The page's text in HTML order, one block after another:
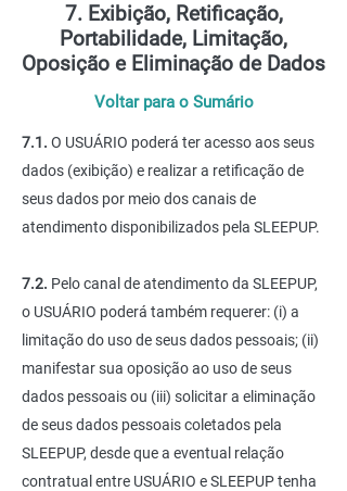
7. Exibição, Retificação,
Portabilidade, Limitação,
Oposição e Eliminação de Dados
Voltar para o Sumário
7.1. O USUÁRIO poderá ter acesso aos seus
dados (exibição) e realizar a retificação de
seus dados por meio dos canais de
atendimento disponibilizados pela SLEEPUP.
7.2. Pelo canal de atendimento da SLEEPUP,
o USUÁRIO poderá também requerer: (i) a
limitação do uso de seus dados pessoais; (ii)
manifestar sua oposição ao uso de seus
dados pessoais ou (iii) solicitar a eliminação
de seus dados pessoais coletados pela
SLEEPUP, desde que a eventual relação
contratual entre USUÁRIO e SLEEPUP tenha